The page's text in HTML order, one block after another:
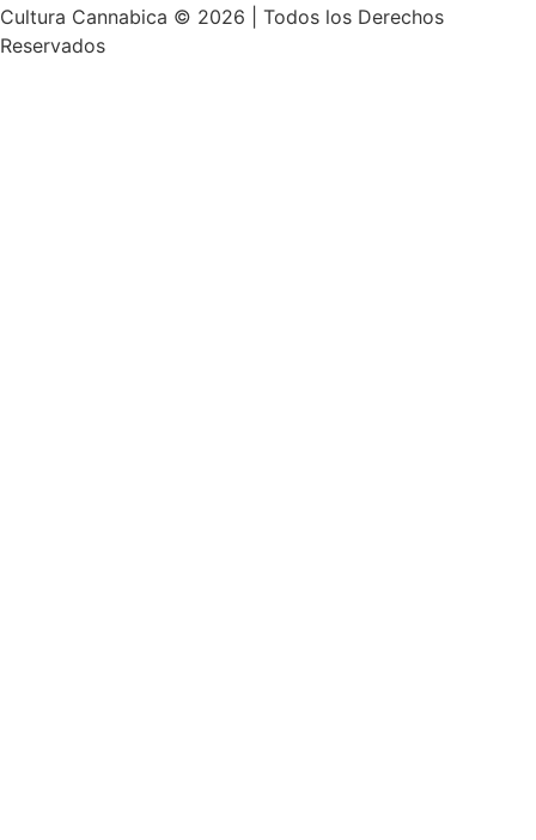
Cultura Cannabica © 2026 | Todos los Derechos
Reservados